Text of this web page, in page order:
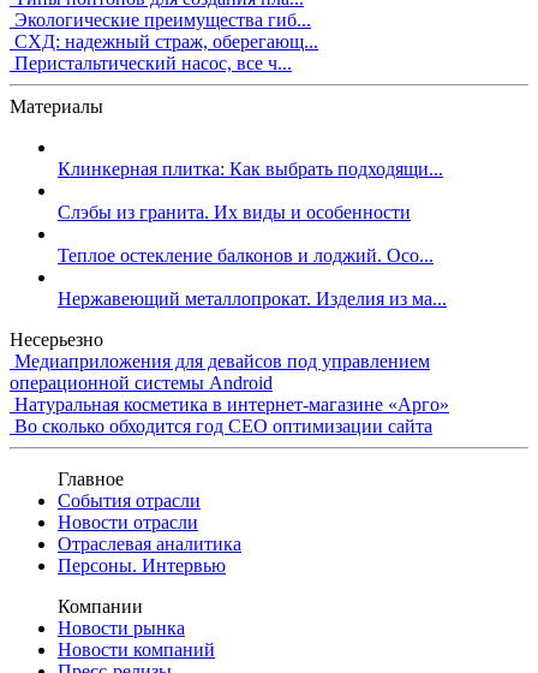
Экологические преимущества гиб...
СХД: надежный страж, оберегающ...
Перистальтический насос, все ч...
Материалы
Клинкерная плитка: Как выбрать подходящи...
Слэбы из гранита. Их виды и особенности
Теплое остекление балконов и лоджий. Осо...
Нержавеющий металлопрокат. Изделия из ма...
Несерьезно
Медиаприложения для девайсов под управлением
операционной системы Android
Натуральная косметика в интернет-магазине «Арго»
Во сколько обходится год СЕО оптимизации сайта
Главное
События отрасли
Новости отрасли
Отраслевая аналитика
Персоны. Интервью
Компании
Новости рынка
Новости компаний